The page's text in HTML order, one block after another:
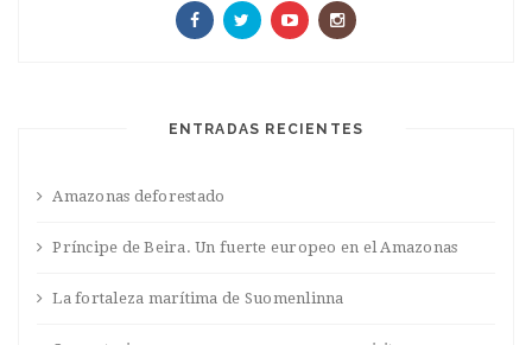
ENTRADAS RECIENTES
Amazonas deforestado
Príncipe de Beira. Un fuerte europeo en el Amazonas
La fortaleza marítima de Suomenlinna